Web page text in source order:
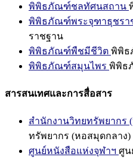
พิพิธภัณฑ์ชลทัศนสถาน
พิพิธภัณฑ์พระจุฑาธุชรา
ราชฐาน
พิพิธภัณฑ์พืชมีชีวิต พิพิธ
พิพิธภัณฑ์สมุนไพร พิพิธ
สารสนเทศและการสื่อสาร
สำนักงานวิทยทรัพยากร
ทรัพยากร (หอสมุดกลาง)
ศูนย์หนังสือแห่งจุฬาฯ ศูน